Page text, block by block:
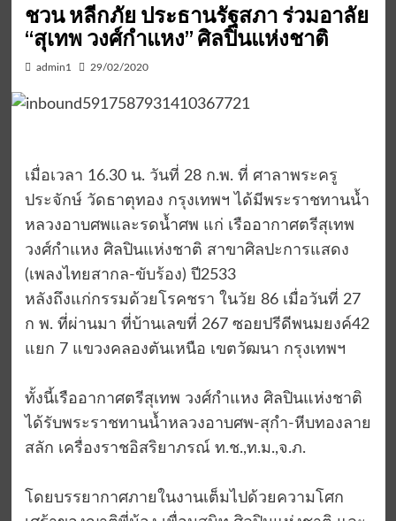
ชวน หลีกภัย ประธานรัฐสภา ร่วมอาลัย
“สุเทพ วงศ์กำแหง” ศิลปินแห่งชาติ
admin1 29/02/2020
เมื่อเวลา 16.30 น. วันที่ 28 ก.พ. ที่ ศาลาพระครู
ประจักษ์ วัดธาตุทอง กรุงเทพฯ ได้มีพระราชทานน้ำ
หลวงอาบศพและรดน้ำศพ แก่ เรืออากาศตรีสุเทพ
วงศ์กำแหง ศิลปินแห่งชาติ สาขาศิลปะการแสดง
(เพลงไทยสากล-ขับร้อง) ปี2533
หลังถึงแก่กรรมด้วยโรคชรา ในวัย 86 เมื่อวันที่ 27
ก พ. ที่ผ่านมา ที่บ้านเลขที่ 267 ซอยปรีดีพนมยงค์42
แยก 7 แขวงคลองตันเหนือ เขตวัฒนา กรุงเทพฯ
ทั้งนี้เรืออากาศตรีสุเทพ วงศ์กำแหง ศิลปินแห่งชาติ
ได้รับพระราชทานน้ำหลวงอาบศพ-สุกำ-หีบทองลาย
สลัก เครื่องราชอิสริยาภรณ์ ท.ช.,ท.ม.,จ.ภ.
โดยบรรยากาศภายในงานเต็มไปด้วยความโศก